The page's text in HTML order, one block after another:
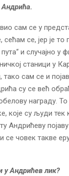
Андрића.
сам се у
се, јер је
и случајно
станици у
тако сам се и
су се већ
награду.
које су људи тек
Андрићеву
човек такве
у Андрићев лик?